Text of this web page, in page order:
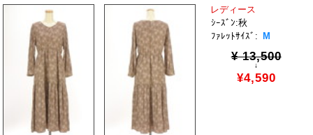
レディース
ｼｰｽﾞﾝ:秋
ﾌｧﾚｯﾄｻｲｽﾞ:
M
¥ 13,500
↓
¥4,590